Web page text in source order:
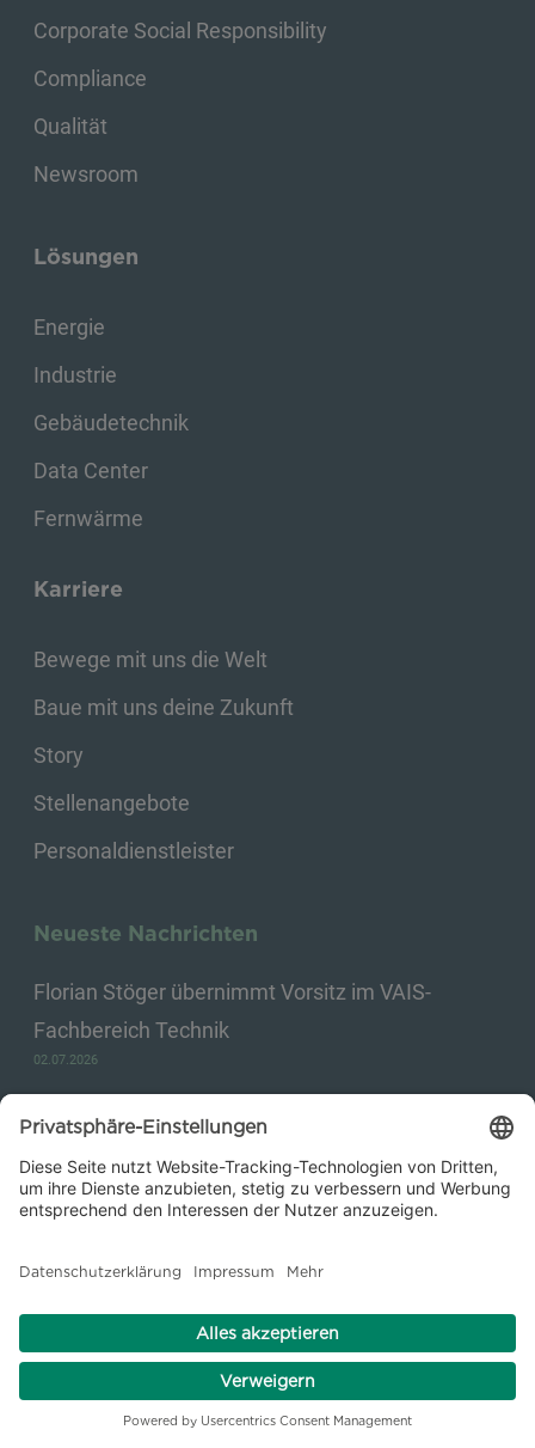
Corporate Social Responsibility
Compliance
Qualität
Newsroom
Lösungen
Energie
Industrie
Gebäudetechnik
Data Center
Fernwärme
Karriere
Bewege mit uns die Welt
Baue mit uns deine Zukunft
Story
Stellenangebote
Personaldienstleister
Neueste Nachrichten
Florian Stöger übernimmt Vorsitz im VAIS-
Fachbereich Technik
02.07.2026
Startschuss für innovatives Heizkraftwerk im
Nürnberger Südwesten
10.06.2026
Generalunternehmer Industrieunternehmen bei
der Transformation begleitet
26.05.2026